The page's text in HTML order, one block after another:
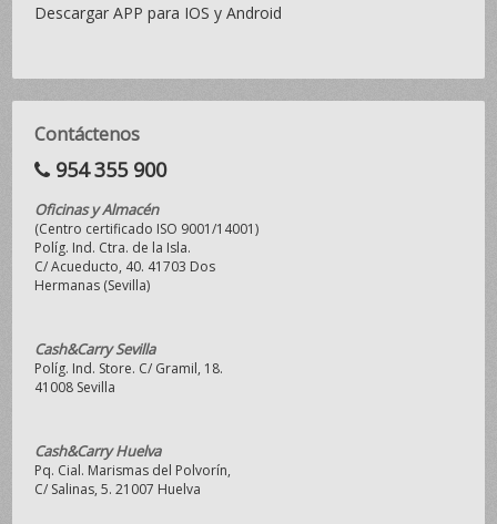
Descargar APP para IOS y Android
Contáctenos
954 355 900
Oficinas y Almacén
(Centro certificado ISO 9001/14001)
Políg. Ind. Ctra. de la Isla.
C/ Acueducto, 40. 41703 Dos
Hermanas (Sevilla)
Cash&Carry Sevilla
Políg. Ind. Store. C/ Gramil, 18.
41008 Sevilla
Cash&Carry Huelva
Pq. Cial. Marismas del Polvorín,
C/ Salinas, 5. 21007 Huelva